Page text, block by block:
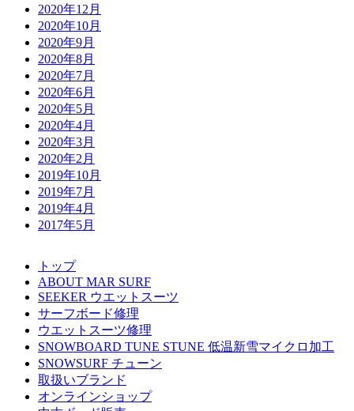
2020年12月
2020年10月
2020年9月
2020年8月
2020年7月
2020年6月
2020年5月
2020年4月
2020年3月
2020年2月
2019年10月
2019年7月
2019年4月
2017年5月
トップ
ABOUT MAR SURF
SEEKER ウエットスーツ
サーフボード修理
ウエットスーツ修理
SNOWBOARD TUNE STUNE 低温新雪マイクロ加工
SNOWSURF チューン
取扱いブランド
オンラインショップ